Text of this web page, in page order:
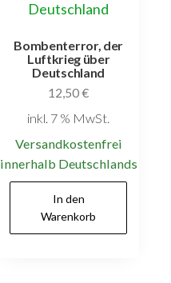
Bombenterror, der
Luftkrieg über
Deutschland
12,50€
inkl. 7 % MwSt.
Versandkostenfrei
innerhalb Deutschlands
In den
Warenkorb